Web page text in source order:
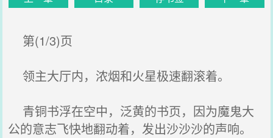
第(1/3)页
领主大厅内，浓烟和火星极速翻滚着。
青铜书浮在空中，泛黄的书页，因为魔鬼大
公的意志飞快地翻动着，发出沙沙沙的声响。